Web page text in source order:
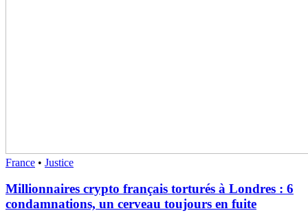
France • Justice
Millionnaires crypto français torturés à Londres : 6
condamnations, un cerveau toujours en fuite